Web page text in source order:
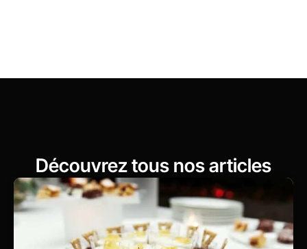
Découvrez tous nos articles